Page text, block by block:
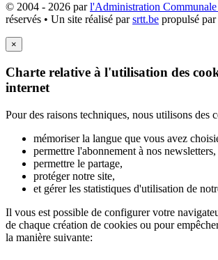
© 2004 - 2026 parl'Administration
réservés • Un site réalisé parsrtt.be propulsé par
×
Charte relative à l'utilisation des
internet
Pour des raisons techniques, nous utilisons des
mémoriser la langue que vous avez
permettre l'abonnement à nos newsletters,
permettre le partage,
protéger notre site,
et gérer les statistiques d'utilisation de
Il vous est possible de configurer votre
de chaque création de cookies ou pour
la manière suivante: